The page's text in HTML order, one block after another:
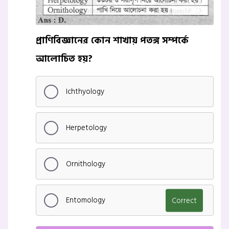
প্রাণিবিজ্ঞানের কোন শাখায় পতঙ্গ সম্পর্কে
আলোচিত হয়?
Ichthyology
Herpetology
Ornithology
Entomology Correct